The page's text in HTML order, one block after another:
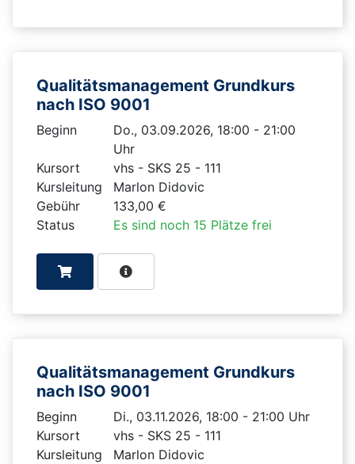
Qualitätsmanagement Grundkurs
nach ISO 9001
Beginn
Do., 03.09.2026, 18:00 - 21:00
Uhr
Kursort
vhs - SKS 25 - 111
Kursleitung
Marlon Didovic
Gebühr
133,00 €
Status
Es sind noch 15 Plätze frei
Qualitätsmanagement Grundkurs
nach ISO 9001
Beginn
Di., 03.11.2026, 18:00 - 21:00 Uhr
Kursort
vhs - SKS 25 - 111
Kursleitung
Marlon Didovic